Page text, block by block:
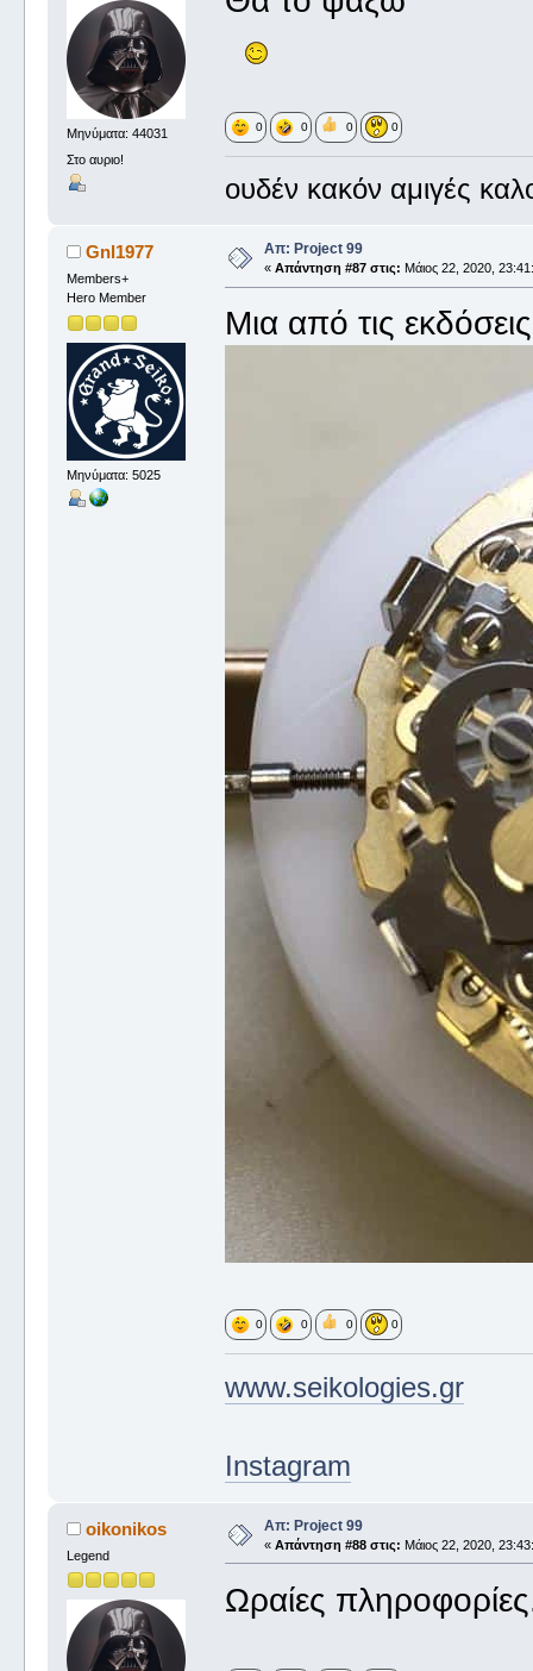
Μηνύματα: 44031
Στο αυριο!
0 0 0 0
ουδέν κακόν αμιγές
Gnl1977
Members+
Hero Member
Μηνύματα: 5025
Απ: Project 99
« Απάντηση #87 στις: Μάιος 22, 2020,
Μια από τις
0 0 0 0
www.seikologies.gr
Instagram
oikonikos
Legend
Απ: Project 99
« Απάντηση #88 στις: Μάιος 22, 2020,
Ωραίες